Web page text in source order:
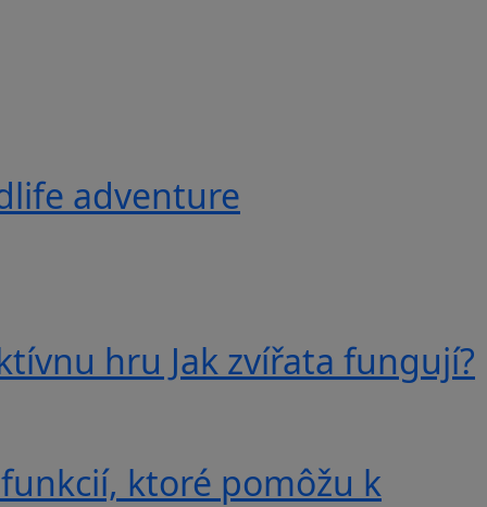
adventure
hru Jak zvířata fungují?
ktoré pomôžu k